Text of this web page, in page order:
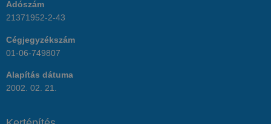
Adószám
21371952-2-43
Cégjegyzékszám
01-06-749807
Alapítás dátuma
2002. 02. 21.